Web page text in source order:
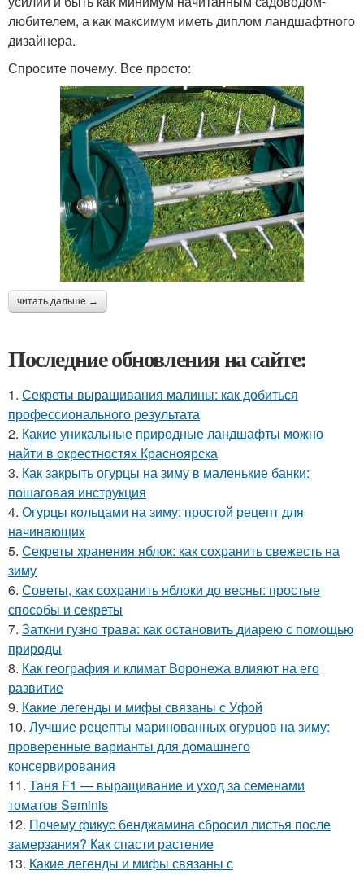
любителем, а как максимум иметь диплом ландшафтного
дизайнера.
Спросите почему. Все просто:
читать дальше →
Последние обновления на сайте:
1. Секреты выращивания малины: как добиться
профессионального результата
2. Какие уникальные природные ландшафты можно
найти в окрестностях Красноярска
3. Как закрыть огурцы на зиму в маленькие банки:
пошаговая инструкция
4. Огурцы кольцами на зиму: простой рецепт для
начинающих
5. Секреты хранения яблок: как сохранить свежесть на
зиму
6. Советы, как сохранить яблоки до весны: простые
способы и секреты
7. Заткни гузно трава: как остановить диарею с помощью
природы
8. Как география и климат Воронежа влияют на его
развитие
9. Какие легенды и мифы связаны с Уфой
10. Лучшие рецепты маринованных огурцов на зиму:
проверенные варианты для домашнего
консервирования
11. Таня F1 — выращивание и уход за семенами
томатов Seminis
12. Почему фикус бенджамина сбросил листья после
замерзания? Как спасти растение
13. Какие легенды и мифы связаны с